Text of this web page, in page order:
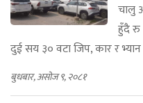
चालु
हुँदै रु
दुई सय ३० वटा जिप, कार र
बुधबार, असोज ९, २०८१